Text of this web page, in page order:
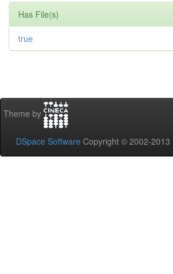
Has File(s)
true
Theme by
DSpace Software Copyright © 2002-2013